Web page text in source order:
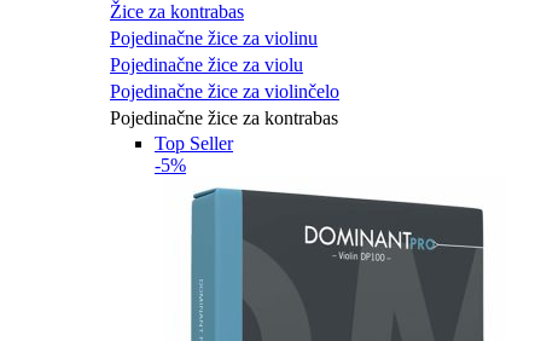
Žice za kontrabas
Pojedinačne žice za violinu
Pojedinačne žice za violu
Pojedinačne žice za violinčelo
Pojedinačne žice za kontrabas
Top Seller
-5%